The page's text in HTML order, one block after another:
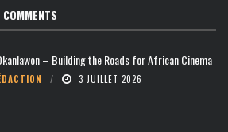
COMMENTS
– Building the Roads for African Cinema
3 JUILLET 2026